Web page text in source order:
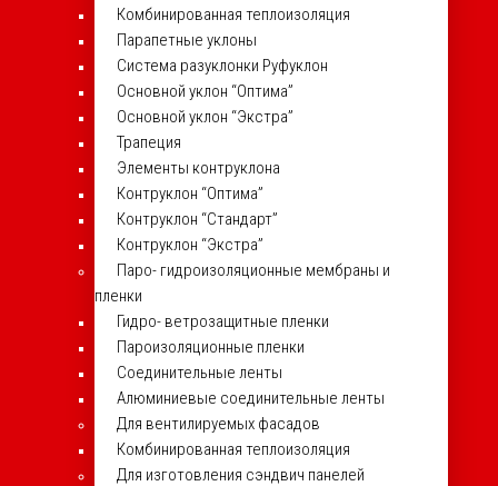
Комбинированная теплоизоляция
Парапетные уклоны
Система разуклонки Руфуклон
Основной уклон “Оптима”
Основной уклон “Экстра”
Трапеция
Элементы контруклона
Контруклон “Оптима”
Контруклон “Стандарт”
Контруклон “Экстра”
Паро- гидроизоляционные мембраны и
пленки
Гидро- ветрозащитные пленки
Пароизоляционные пленки
Соединительные ленты
Алюминиевые соединительные ленты
Для вентилируемых фасадов
Комбинированная теплоизоляция
Для изготовления сэндвич панелей